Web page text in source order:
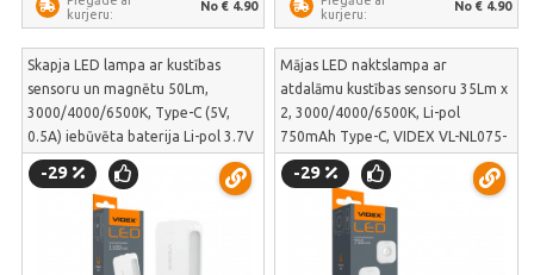
kurjeru:
No € 4.90
kurjeru:
No € 4.90
Skapja LED lampa ar kustības
sensoru un magnētu 50Lm,
3000/4000/6500K, Type-C (5V,
0.5A) iebūvēta baterija Li-pol 3.7V
1100mAh, VIDEX VL-NL053W-S –
magnētiskais mēbeļu
apgaismojums | VL-NL053W-S
-29
Mājas LED naktslampa ar
atdalāmu kustības sensoru 35Lm x
2, 3000/4000/6500K, Li-pol
750mAh Type-C, VIDEX VL-NL075-
21 – divu moduļu gaisma skapim
un koridoram | VL-NL075-21
-29